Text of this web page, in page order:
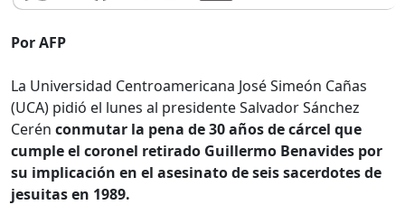
Por AFP
La Universidad Centroamericana José Simeón Cañas
(UCA) pidió el lunes al presidente Salvador Sánchez
Cerén conmutar la pena de 30 años de cárcel que
cumple el coronel retirado Guillermo Benavides por
su implicación en el asesinato de seis sacerdotes de
jesuitas en 1989.